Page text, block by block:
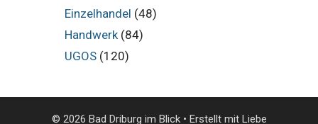
Einzelhandel (48)
Handwerk (84)
UGOS (120)
© 2026 Bad Driburg im Blick• Erstellt mit